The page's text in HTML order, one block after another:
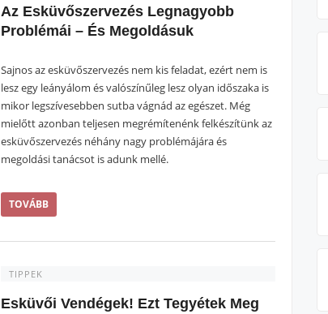
Az Esküvőszervezés Legnagyobb
Problémái – És Megoldásuk
Sajnos az esküvőszervezés nem kis feladat, ezért nem is
lesz egy leányálom és valószínűleg lesz olyan időszaka is
mikor legszívesebben sutba vágnád az egészet. Még
mielőtt azonban teljesen megrémítenénk felkészítünk az
esküvőszervezés néhány nagy problémájára és
megoldási tanácsot is adunk mellé.
TOVÁBB
TIPPEK
Esküvői Vendégek! Ezt Tegyétek Meg